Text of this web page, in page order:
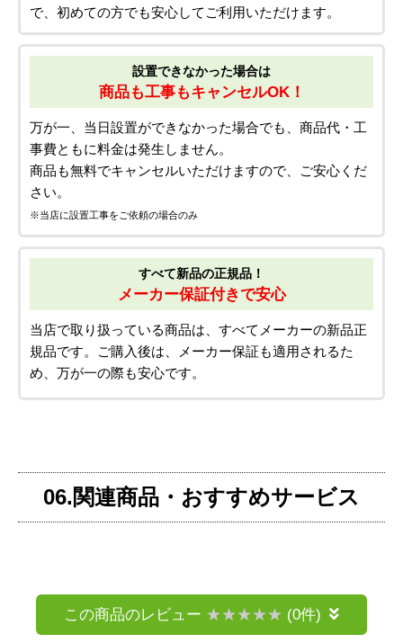
で、初めての方でも安心してご利用いただけます。
設置できなかった場合は
商品も工事もキャンセルOK！
万が一、当日設置ができなかった場合でも、商品代・工
事費ともに料金は発生しません。
商品も無料でキャンセルいただけますので、ご安心くだ
さい。
※当店に設置工事をご依頼の場合のみ
すべて新品の正規品！
メーカー保証付きで安心
当店で取り扱っている商品は、すべてメーカーの新品正
規品です。ご購入後は、メーカー保証も適用されるた
め、万が一の際も安心です。
06.関連商品・おすすめサービス
この商品のレビュー (0件)